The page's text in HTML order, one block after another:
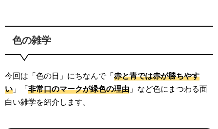
色の雑学
今回は「色の日」にちなんで「赤と青では赤が勝ちやす
い 」「非常口のマークが緑色の理由 」など色にまつわる面
白い雑学を紹介します。